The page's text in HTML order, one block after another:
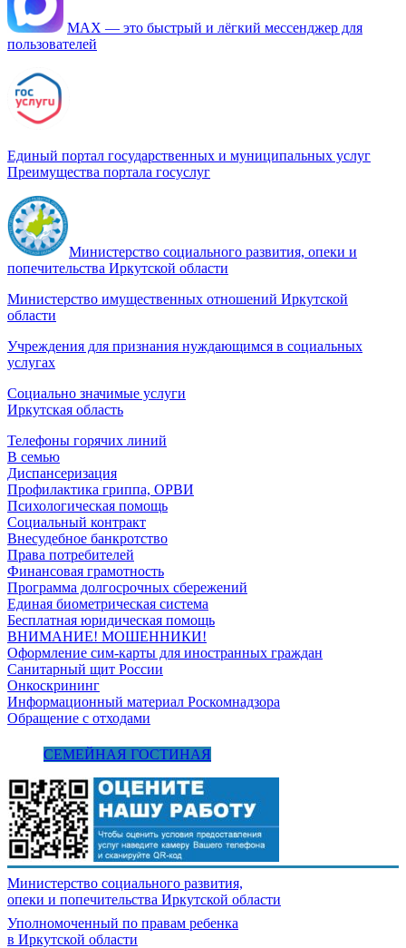
МАХ — это быстрый и лёгкий мессенджер для
пользователей
Единый портал государственных и муниципальных услуг
Преимущества портала госуслуг
Министерство социального развития, опеки и
попечительства Иркутской области
Министерство имущественных отношений Иркутской
области
Учреждения для признания нуждающимся в социальных
услугах
Социально значимые услуги
Иркутская область
Телефоны горячих линий
В семью
Диспансеризация
Профилактика гриппа, ОРВИ
Психологическая помощь
Социальный контракт
Внесудебное банкротство
Права потребителей
Финансовая грамотность
Программа долгосрочных сбережений
Единая биометрическая система
Бесплатная юридическая помощь
ВНИМАНИЕ! МОШЕННИКИ!
Оформление сим-карты для иностранных граждан
Санитарный щит России
Онкоскрининг
Информационный материал Роскомнадзора
Обращение с отходами
СЕМЕЙНАЯ ГОСТИНАЯ
Министерство социального развития,
опеки и попечительства Иркутской области
Уполномоченный по правам ребенка
в Иркутской области